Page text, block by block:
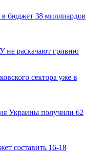
бюджет 38 миллиардов
не раскачают гривню
сектора уже в
Украины получили 62
составить 16-18